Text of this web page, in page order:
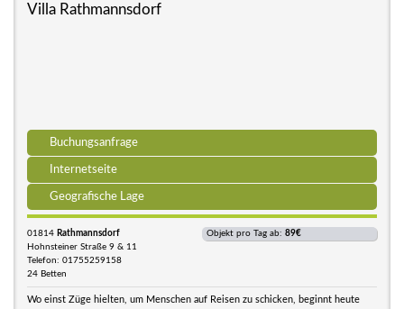
Villa Rathmannsdorf
Buchungsanfrage
Internetseite
Geografische Lage
01814 Rathmannsdorf
Hohnsteiner Straße 9 & 11
Telefon: 01755259158
24 Betten
Objekt pro Tag ab: 89€
Wo einst Züge hielten, um Menschen auf Reisen zu schicken, beginnt heute